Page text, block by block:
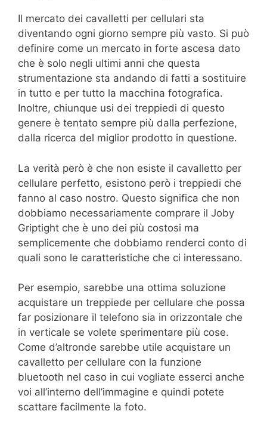
Il mercato dei cavalletti per cellulari sta
diventando ogni giorno sempre più vasto. Si può
definire come un mercato in forte ascesa dato
che è solo negli ultimi anni che questa
strumentazione sta andando di fatti a sostituire
in tutto e per tutto la macchina fotografica.
Inoltre, chiunque usi dei treppiedi di questo
genere è tentato sempre più dalla perfezione,
dalla ricerca del miglior prodotto in questione.
La verità però è che non esiste il cavalletto per
cellulare perfetto, esistono però i treppiedi che
fanno al caso nostro. Questo significa che non
dobbiamo necessariamente comprare il Joby
Griptight che è uno dei più costosi ma
semplicemente che dobbiamo renderci conto di
quali sono le caratteristiche che ci interessano.
Per esempio, sarebbe una ottima soluzione
acquistare un treppiede per cellulare che possa
far posizionare il telefono sia in orizzontale che
in verticale se volete sperimentare più cose.
Come d’altronde sarebbe utile acquistare un
cavalletto per cellulare con la funzione
bluetooth nel caso in cui vogliate esserci anche
voi all’interno dell’immagine e quindi potete
scattare facilmente la foto.